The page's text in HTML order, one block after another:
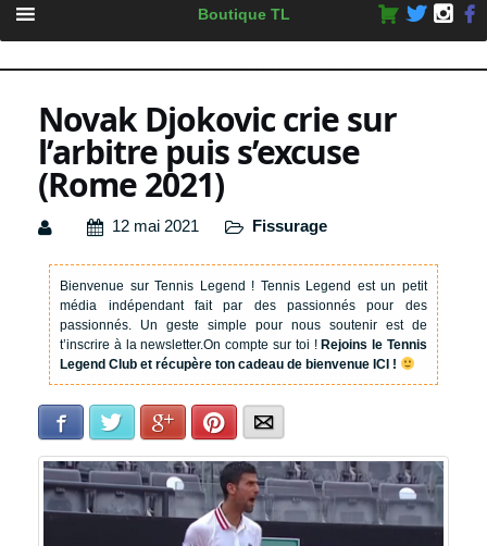
content
Boutique TL
Novak Djokovic crie sur
l’arbitre puis s’excuse
(Rome 2021)
12 mai 2021 Fissurage
Bienvenue sur Tennis Legend ! Tennis Legend est un petit
média indépendant fait par des passionnés pour des
passionnés. Un geste simple pour nous soutenir est de
t’inscrire à la newsletter.On compte sur toi !Rejoins le Tennis
Legend Club et récupère ton cadeau de bienvenue ICI !
Facebook Twitter Google+Pinterest